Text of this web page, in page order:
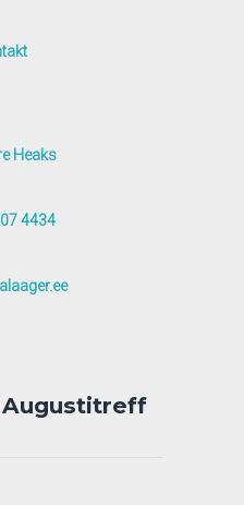
Heaks
4434